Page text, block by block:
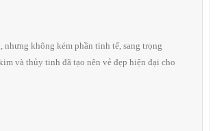
không kém phần tinh tế, sang trọng
và thủy tinh đã tạo nên vẻ đẹp hiện đại cho